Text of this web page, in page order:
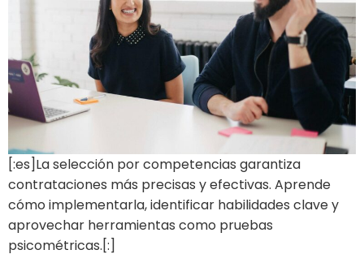
[:es]La selección por competencias garantiza
contrataciones más precisas y efectivas. Aprende
cómo implementarla, identificar habilidades clave y
aprovechar herramientas como pruebas
psicométricas.[:]